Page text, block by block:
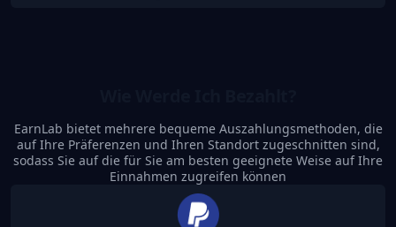
EarnLab bietet mehrere bequeme Auszahlungsmethoden, die
auf Ihre Präferenzen und Ihren Standort zugeschnitten sind,
sodass Sie auf die für Sie am besten geeignete Weise auf Ihre
Einnahmen zugreifen können